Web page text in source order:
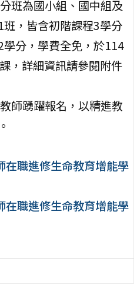
班為國小組、國中組及
班，皆含初階課程3學分
學分，學費全免，於114
，詳細資訊請參閱附件
師踴躍報名，以精進教
在職進修生命教育增能學
在職進修生命教育增能學